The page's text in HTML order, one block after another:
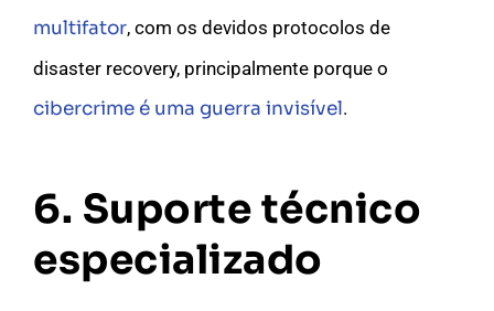
multifator, com os devidos protocolos de
disaster recovery, principalmente porque o
cibercrime é uma guerra invisível.
6. Suporte técnico
especializado